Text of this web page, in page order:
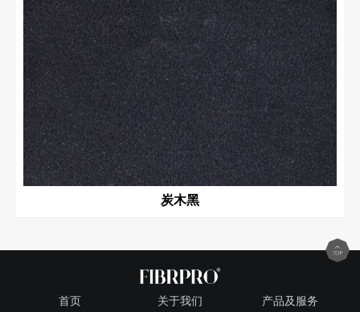
炭木黑
首页 关于我们 产品及服务